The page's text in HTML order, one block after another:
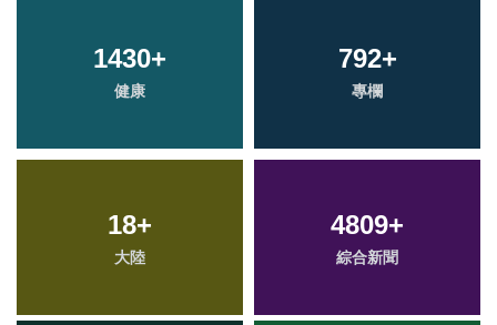
1430+
健康
792+
專欄
18+
大陸
4809+
綜合新聞